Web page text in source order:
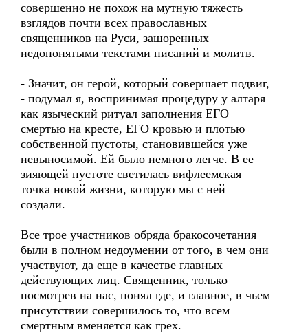
совершенно не похож на мутную тяжесть
взглядов почти всех православных
священников на Руси, зашоренных
недопонятыми текстами писаний и молитв.
- Значит, он герой, который совершает подвиг,
- подумал я, воспринимая процедуру у алтаря
как языческий ритуал заполнения ЕГО
смертью на кресте, ЕГО кровью и плотью
собственной пустоты, становившейся уже
невыносимой. Ей было немного легче. В ее
зияющей пустоте светилась вифлеемская
точка новой жизни, которую мы с ней
создали.
Все трое участников обряда бракосочетания
были в полном недоумении от того, в чем они
участвуют, да еще в качестве главных
действующих лиц. Священник, только
посмотрев на нас, понял где, и главное, в чьем
присутствии совершилось то, что всем
смертным вменяется как грех.